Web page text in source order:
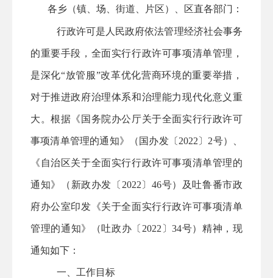
各乡（镇、场、街道、片区）、 区直各部门：
行政许可是人民政府依法管理经济社会事务
的重要手段，全面实行行政许可事项清单管理，
是深化“放管服”改革优化营商环境的重要举措，
对于推进政府治理体系和治理能力现代化意义重
大。根据《国务院办公厅关于全面实行行政许可
事项清单管理的通知》（国办发〔2022〕2号）
《 自治区关于全面实行行政许可事项清单管理的
通知》（ 新政办发〔 2022〕46号）及吐鲁番市政
府办公室印发《关于全面实行行政许可事项清单
管理的通知》（吐政办〔 2022〕34号）精神，现
通知如下：
一、工作目标